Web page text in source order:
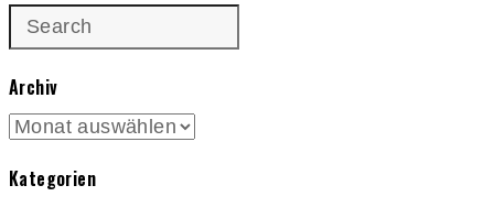
Archiv
Archiv
Kategorien